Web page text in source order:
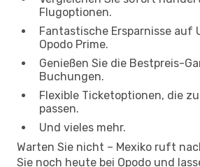
Flugoptionen.
Fantastische Ersparnisse
Opodo Prime.
Genießen Sie die Bestpreis-
Buchungen.
Flexible Ticketoptionen, die
passen.
Und vieles mehr.
Warten Sie nicht – Mexiko ruft
Sie noch heute bei Opodo und